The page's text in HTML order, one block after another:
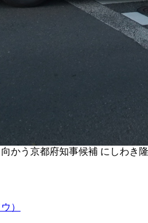
かう京都府知事候補 にしわき
）